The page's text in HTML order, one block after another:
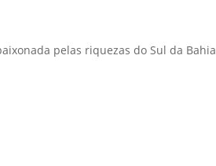
pelas riquezas do Sul da Bahia